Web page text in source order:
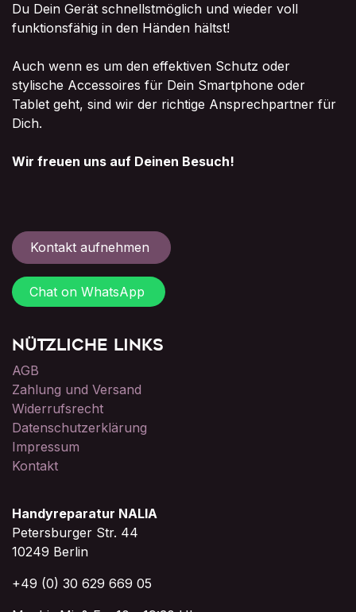
Du Dein Gerät schnellstmöglich und wieder voll
funktionsfähig in den Händen hältst!
Auch wenn es um den effektiven Schutz oder
stylische Accessoires für Dein Smartphone oder
Tablet geht, sind wir der richtige Ansprechpartner für
Dich.
Wir freuen uns auf Deinen Besuch!
Kontakt aufnehmen
Chat on WhatsApp
Nützliche Links
AGB
Zahlung und Versand
Widerrufsrecht
Datenschutzerklärung
Impressum
Kontakt
Handyreparatur NALIA
Petersburger Str. 44
10249 Berlin
+49 (0) 30 629 669 05